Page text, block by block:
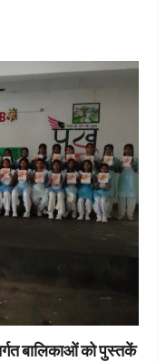
बालिकाओं को पुस्तकें